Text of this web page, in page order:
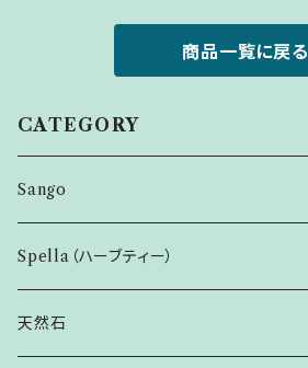
商品一覧に戻る
CATEGORY
Sango
Spella（ハーブティー）
天然石